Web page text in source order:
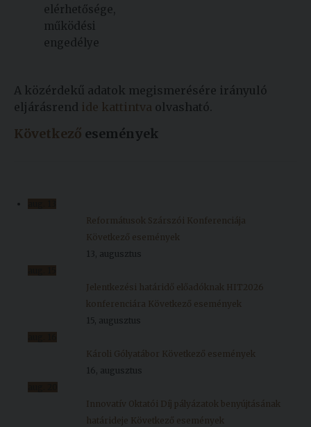
elérhetősége,
működési
engedélye
A közérdekű adatok megismerésére irányuló
eljárásrend ide kattintva olvasható.
Következő események
Reformátusok Szárszói Konferenciája
Következő események
13, augusztus
Jelentkezési határidő előadóknak HIT2026
konferenciára Következő események
15, augusztus
Károli Gólyatábor Következő események
16, augusztus
Innovatív Oktatói Díj pályázatok benyújtásának
határideje Következő események